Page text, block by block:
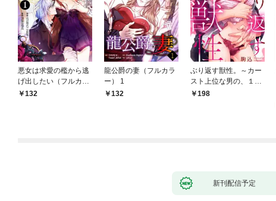
悪女は求愛の檻から逃
げ出したい（フルカラ
ー） 1
132
龍公爵の妻（フルカラ
ー） 1
132
ぶり返す獣性。～カー
スト上位な男の、１０
年越しの激愛１
198
新刊配信予定